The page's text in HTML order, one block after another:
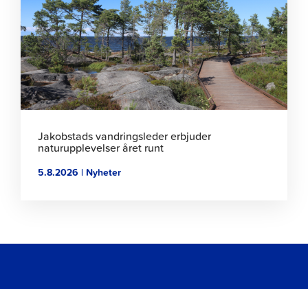
läsa
artikeln
Jakobstads vandringsleder erbjuder
naturupplevelser året runt
5.8.2026 | Nyheter